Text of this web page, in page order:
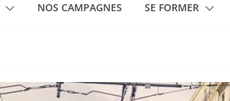
NOS CAMPAGNES SE FORMER